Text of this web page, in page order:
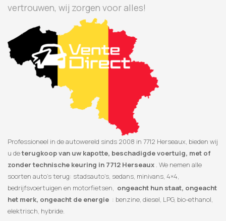
vertrouwen, wij zorgen voor alles!
Professioneel in de autowereld sinds 2008 in 7712 Herseaux, bieden wij
u deterugkoop van uw kapotte, beschadigde voertuig, met of
zonder technische keuring in 7712 Herseaux . We nemen alle
soorten auto’s terug: stadsauto’s, sedans, minivans, 4×4,
bedrijfsvoertuigen en motorfietsen, ongeacht hun staat, ongeacht
het merk, ongeacht de energie : benzine, diesel, LPG, bio-ethanol,
elektrisch, hybride.